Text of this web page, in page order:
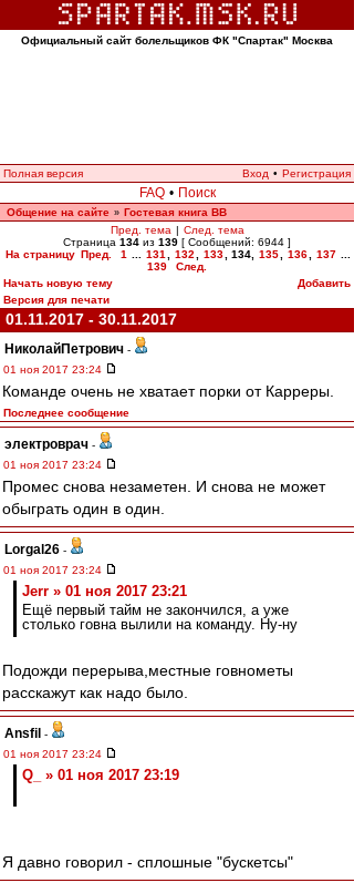
Официальный сайт болельщиков ФК "Спартак" Москва
Полная версия Вход • Регистрация
FAQ • Поиск
Общение на сайте » Гостевая книга ВВ
Пред. тема | След. тема
Страница 134 из 139 [ Сообщений: 6944 ]
На страницу Пред. 1 131 132 133 134, 135 136 137
139
След.
Начать новую тему
Добавить
Версия для печати
01.11.2017 - 30.11.2017
НиколайПетрович -
01 ноя 2017 23:24
Команде очень не хватает порки от Карреры.
Последнее сообщение
электроврач -
01 ноя 2017 23:24
Промес снова незаметен. И снова не может
обыграть один в один.
Lorgal26 -
01 ноя 2017 23:24
Jerr » 01 ноя 2017 23:21
Ещё первый тайм не закончился, а уже
столько говна вылили на команду. Ну-ну
Подожди перерыва,местные говнометы
расскажут как надо было.
Ansfil -
01 ноя 2017 23:24
Q_ » 01 ноя 2017 23:19
Я давно говорил - сплошные "бускетсы"